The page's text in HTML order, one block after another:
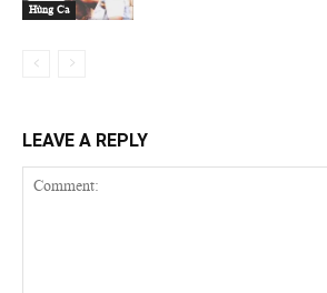
Hùng Ca
LEAVE A REPLY